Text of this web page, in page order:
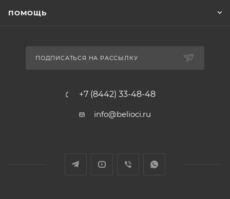
ПОМОЩЬ
ПОДПИСАТЬСЯ НА РАССЫЛКУ
+7 (8442) 33-48-48
info@belioci.ru